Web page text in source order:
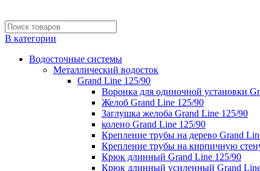
В категории
Водосточные системы
Металлический водосток
Grand Line 125/90
Воронка для одиночной установки
Желоб Grand Line 125/90
Заглушка желоба Grand Line 125/90
колено Grand Line 125/90
Крепление трубы на дерево Grand
Крепление трубы на кирпичную
Крюк длинный Grand Line 125/90
Крюк длинный усиленный Grand